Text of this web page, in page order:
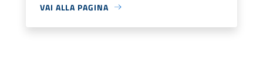
VAI ALLA PAGINA